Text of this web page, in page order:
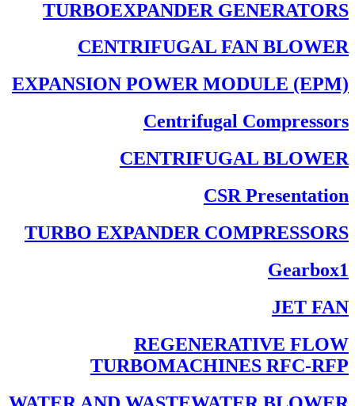
TURBOEXPANDER GENERATORS
CENTRIFUGAL FAN BLOWER
EXPANSION POWER MODULE (EPM)
Centrifugal Compressors
CENTRIFUGAL BLOWER
CSR Presentation
TURBO EXPANDER COMPRESSORS
Gearbox1
JET FAN
REGENERATIVE FLOW
TURBOMACHINES RFC-RFP